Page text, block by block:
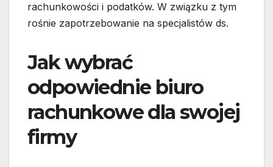
rachunkowości i podatków. W związku z tym
rośnie zapotrzebowanie na specjalistów ds.
Jak wybrać
odpowiednie biuro
rachunkowe dla swojej
firmy